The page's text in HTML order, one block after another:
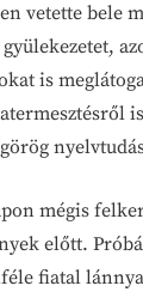
vetette bele
is
mégis
előtt.
fiatal